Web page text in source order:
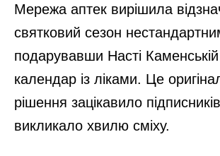
Мережа аптек вирішила
святковий сезон
подарувавши Насті
календар із ліками. Це
рішення зацікавило
викликало хвилю сміху.